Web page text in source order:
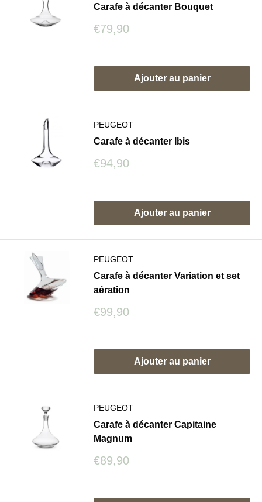
Carafe à décanter Bouquet
Prix
€79,90
Ajouter au panier
PEUGEOT
Carafe à décanter Ibis
Prix
€94,90
Ajouter au panier
PEUGEOT
Carafe à décanter Variation et set
aération
Prix
€99,90
Ajouter au panier
PEUGEOT
Carafe à décanter Capitaine
Magnum
Prix
€89,90